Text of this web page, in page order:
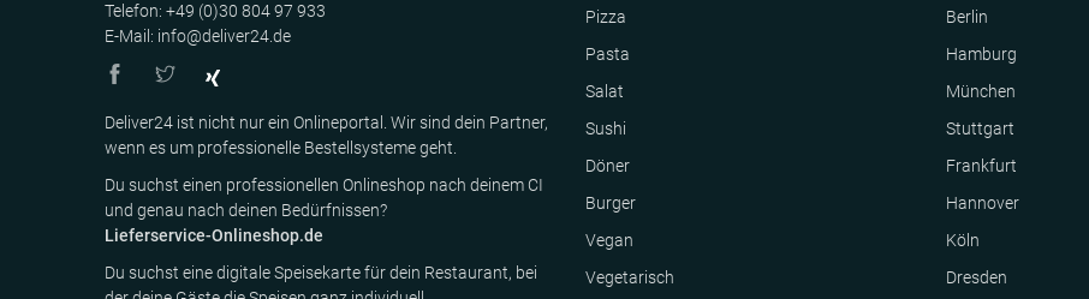
Telefon: +49 (0)30 804 97 933
E-Mail: info@deliver24.de
Deliver24 ist nicht nur ein Onlineportal. Wir sind dein Partner,
wenn es um professionelle Bestellsysteme geht.
Du suchst einen professionellen Onlineshop nach deinem CI
und genau nach deinen Bedürfnissen?
Lieferservice-Onlineshop.de
Du suchst eine digitale Speisekarte für dein Restaurant, bei
Pizza
Pasta
Salat
Sushi
Döner
Burger
Vegan
Vegetarisch
Berlin
Hamburg
München
Stuttgart
Frankfurt
Hannover
Köln
Dresden